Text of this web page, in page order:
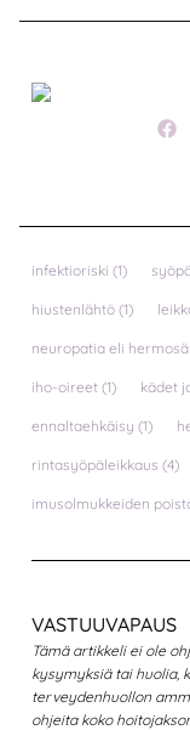
infektioriski (1)
hiustenlähtö (1)
neuropatia eli
iho-oireet (1) kädet
ennaltaehkäisy (1)
rintasyöpäleikkaus (4)
imusolmukkeiden
VASTUUVAPAUS
Tämä artikkeli ei ole
kysymyksiä tai huolia,
terveydenhuollon
ohjeita koko